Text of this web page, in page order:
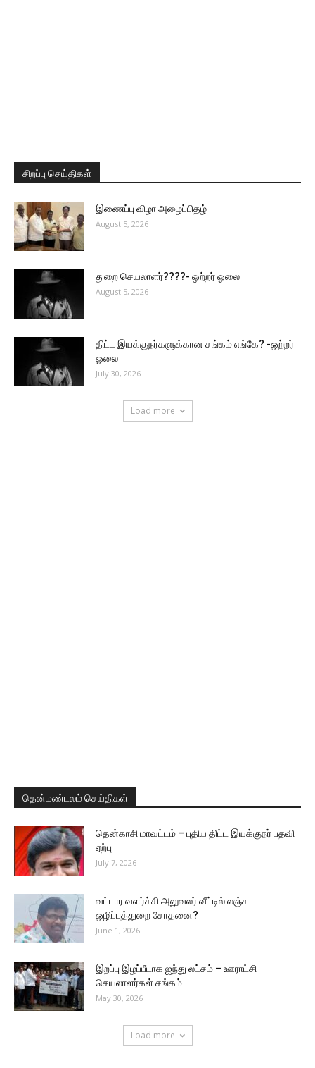
சிறப்பு செய்திகள்
இணைப்பு விழா அழைப்பிதழ்
August 5, 2026
துறை செயலாளர்????- ஒற்றர் ஓலை
August 5, 2026
திட்ட இயக்குநர்களுக்கான சங்கம் எங்கே? -ஒற்றர்
ஓலை
July 30, 2026
Load more
தென்மண்டலம் செய்திகள்
தென்காசி மாவட்டம் – புதிய திட்ட இயக்குநர் பதவி
ஏற்பு
July 7, 2026
வட்டார வளர்ச்சி அலுவலர் வீட்டில் லஞ்ச
ஒழிப்புத்துறை சோதனை?
June 1, 2026
இறப்பு இழப்பீடாக ஐந்து லட்சம் – ஊராட்சி
செயலாளர்கள் சங்கம்
May 30, 2026
Load more